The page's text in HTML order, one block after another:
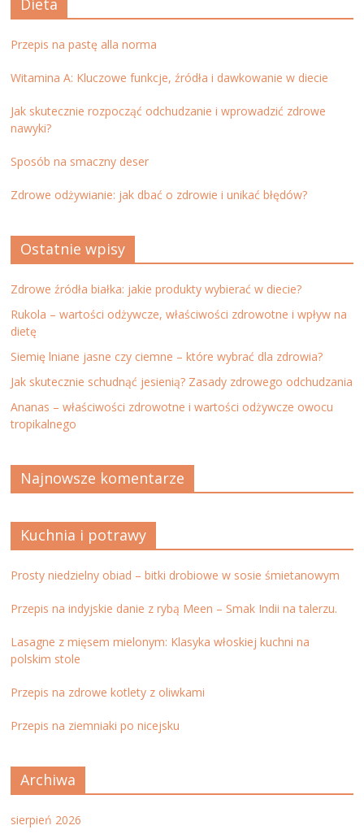
Dieta
Przepis na pastę alla norma
Witamina A: Kluczowe funkcje, źródła i dawkowanie w diecie
Jak skutecznie rozpocząć odchudzanie i wprowadzić zdrowe
nawyki?
Sposób na smaczny deser
Zdrowe odżywianie: jak dbać o zdrowie i unikać błędów?
Ostatnie wpisy
Zdrowe źródła białka: jakie produkty wybierać w diecie?
Rukola – wartości odżywcze, właściwości zdrowotne i wpływ na
dietę
Siemię lniane jasne czy ciemne – które wybrać dla zdrowia?
Jak skutecznie schudnąć jesienią? Zasady zdrowego odchudzania
Ananas – właściwości zdrowotne i wartości odżywcze owocu
tropikalnego
Najnowsze komentarze
Kuchnia i potrawy
Prosty niedzielny obiad – bitki drobiowe w sosie śmietanowym
Przepis na indyjskie danie z rybą Meen – Smak Indii na talerzu.
Lasagne z mięsem mielonym: Klasyka włoskiej kuchni na
polskim stole
Przepis na zdrowe kotlety z oliwkami
Przepis na ziemniaki po nicejsku
Archiwa
sierpień 2026